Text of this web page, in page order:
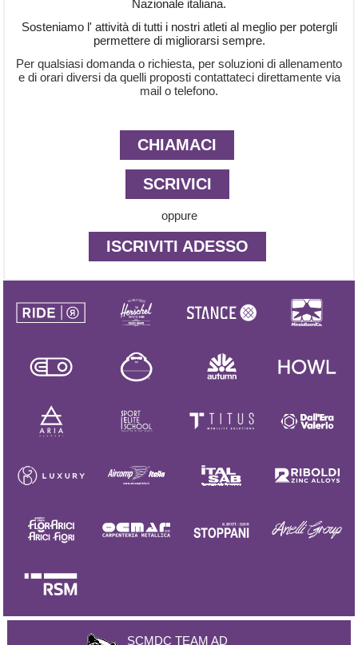
Nazionale italiana.
Sosteniamo l' attività di tutti i nostri atleti al meglio per potergli
permettere di migliorarsi sempre.
Per qualsiasi domanda o richiesta, per soluzioni di allenamento
e di orari diversi da quelli proposti contattateci direttamente via
mail o telefono.
CHIAMACI
SCRIVICI
oppure
ISCRIVITI ADESSO
SCMDC TEAM AD